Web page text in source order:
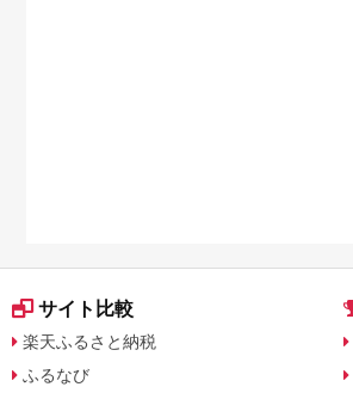
サイト比較
楽天ふるさと納税
ふるなび